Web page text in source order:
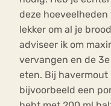
deze
lekker om al je
adviseer ik om
vervangen en de
eten. Bij
bijvoorbeeld een